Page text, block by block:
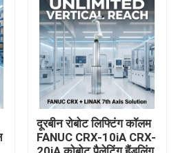
दूरबीन रोबोट लिफ्टिंग कॉलम
FANUC CRX-10iA CRX-